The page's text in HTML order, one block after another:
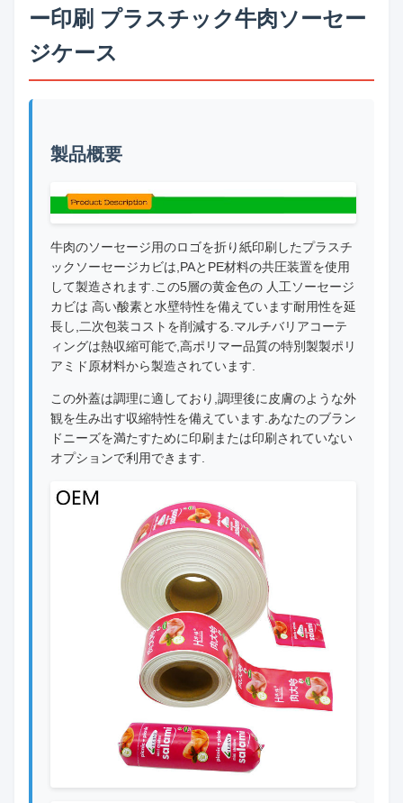
ー印刷 プラスチック牛肉ソーセー
ジケース
製品概要
牛肉のソーセージ用のロゴを折り紙印刷したプラスチ
ックソーセージカビは,PAとPE材料の共圧装置を使用
して製造されます.この5層の黄金色の 人工ソーセージ
カビは 高い酸素と水壁特性を備えています耐用性を延
長し,二次包装コストを削減する.マルチバリアコーテ
ィングは熱収縮可能で,高ポリマー品質の特別製製ポリ
アミド原材料から製造されています.
この外蓋は調理に適しており,調理後に皮膚のような外
観を生み出す収縮特性を備えています.あなたのブラン
ドニーズを満たすために印刷または印刷されていない
オプションで利用できます.